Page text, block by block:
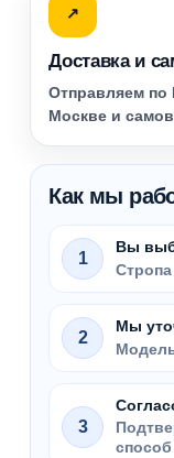
↗
Доставка и
Отправляем по
Москве и
Как мы
1
Вы
2
Мы
3